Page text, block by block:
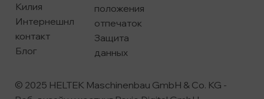
Килия
Интернешнл
контакт
Блог
положения
отпечаток
Защита
данных
© 2025 HELTEK Maschinenbau GmbH & Co. KG -